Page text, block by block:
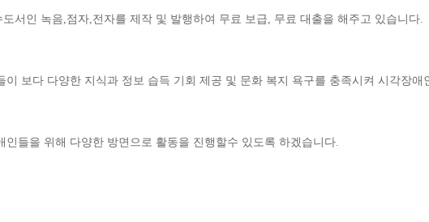
서인 녹음,점자,전자를 제작 및 발행하여 무료 보급, 무료 대출을 해주고 있습니다.
보다 다양한 지식과 정보 습득 기회 제공 및 문화 복지 욕구를 충족시켜 시각장애
인들을 위해 다양한 방면으로 활동을 진행할수 있도록 하겠습니다.